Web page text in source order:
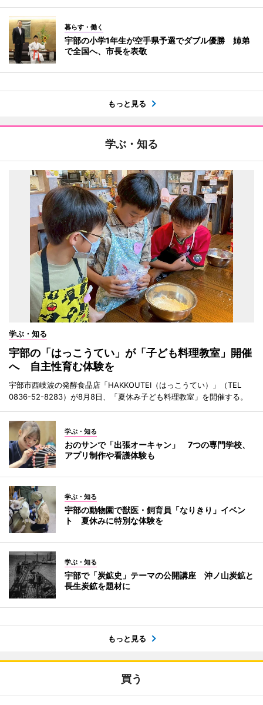
暮らす・働く
宇部の小学1年生が空手県予選でダブル優勝 姉弟
で全国へ、市長を表敬
もっと見る
学ぶ・知る
学ぶ・知る
宇部の「はっこうてい」が「子ども料理教室」開催
へ 自主性育む体験を
宇部市西岐波の発酵食品店「HAKKOUTEI（はっこうてい）」（TEL
0836-52-8283）が8月8日、「夏休み子ども料理教室」を開催する。
学ぶ・知る
おのサンで「出張オーキャン」 7つの専門学校、
アプリ制作や看護体験も
学ぶ・知る
宇部の動物園で獣医・飼育員「なりきり」イベン
ト 夏休みに特別な体験を
学ぶ・知る
宇部で「炭鉱史」テーマの公開講座 沖ノ山炭鉱と
長生炭鉱を題材に
もっと見る
買う